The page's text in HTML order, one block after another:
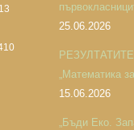
25.06.2026
РЕЗУЛТАТИТЕ
„Математика
15.06.2026
„Бъди Еко.